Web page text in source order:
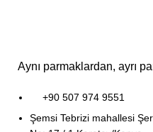
Aynı parmaklardan, ayrı
+90 507 974 9551
Şemsi Tebrizi mahallesi